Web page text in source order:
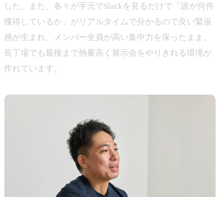
した。また、各々が手元でSlackを見るだけで「誰が何件
獲得しているか」がリアルタイムで分かるので良い緊張
感が生まれ、メンバー全員が高い集中力を保ったまま、
長丁場でも最後まで熱量高く展示会をやりきれる環境が
作れています。